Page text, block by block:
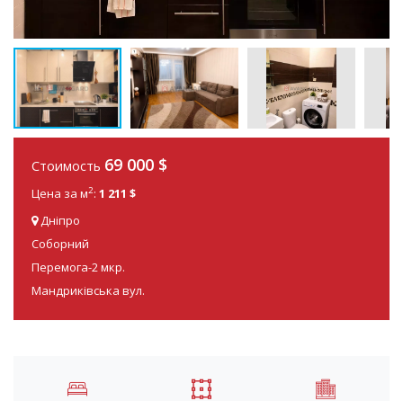
Стоимость 69 000 $
Цена за м2: 1 211 $
Дніпро
Соборний
Перемога-2 мкр.
Мандриківська вул.